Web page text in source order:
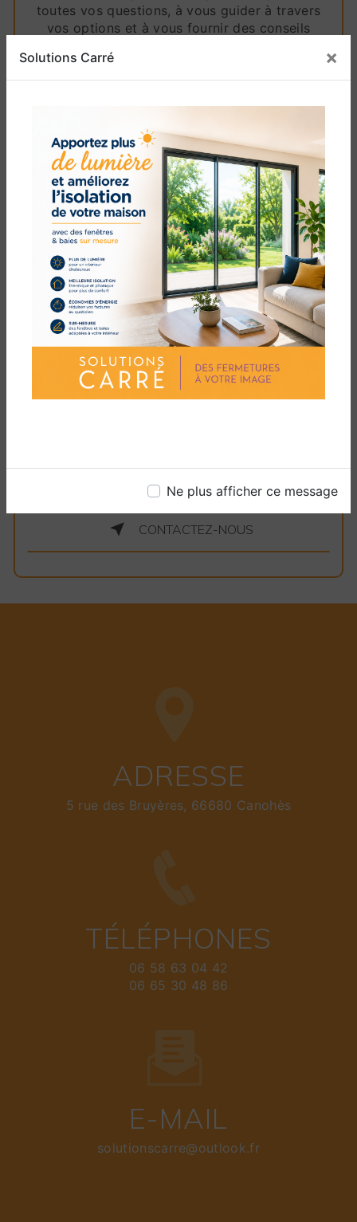
Solutions Carré ×
Ne plus afficher ce message
toutes vos questions, à vous guider à travers
vos options et à vous fournir des conseils
concernant vos fenêtres fenêtre alu PVC.
vos besoins en fenêtre alu PVC à Canohès,
vous optez pour l'excellence et l'engagement
envers la qualité. Nous sommes fiers de notre
héritage de travail exceptionnel dans la région
de Canet-en-Roussillon et avons hâte de
contribuer à la beauté, à la fonctionnalité et à
la valeur de votre espace avec nos fenêtres
fenêtre alu PVC.
Ne compromettez pas sur la qualité et la
performance. Optez pour les fenêtres fenêtre
alu PVC de Solutions Carré et découvrez la
différence que des matériaux de premier choix
et un savoir-faire supérieur peuvent apporter à
votre projet de menuiserie. Contactez-nous dès
aujourd'hui pour en savoir plus et pour
commencer à planifier votre prochaine
installation de fenêtres à Canohès.
CONTACTEZ-NOUS
ADRESSE
5 rue des Bruyères, 66680 Canohès
TÉLÉPHONES
06 58 63 04 42
06 65 30 48 86
E-MAIL
solutionscarre@outlook.fr